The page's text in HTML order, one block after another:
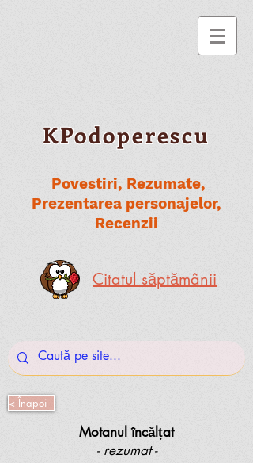
KPodoperescu
Povestiri, Rezumate,
Prezentarea personajelor,
Recenzii
Citatul săptămânii
< Înapoi
Motanul încălțat
- rezumat -